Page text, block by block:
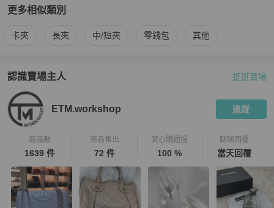
更多相似類別
更多Balenciaga男士錢包 / 小皮件 相似商品推薦
卡夾 長夾 中/短夾 零錢包 其他
認識賣場主人
PopChill 拍拍圈嚴選賣家
逛逛賣場
ETM.workshop 追蹤
商品數
1639 件
商品售出
72 件
安心購通過
100 %
聊聊回覆
當天回覆